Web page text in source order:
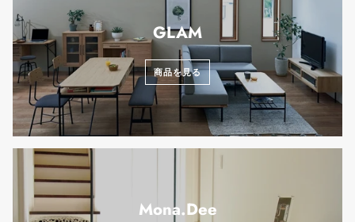
GLAM
商品を見る
Mona.Dee